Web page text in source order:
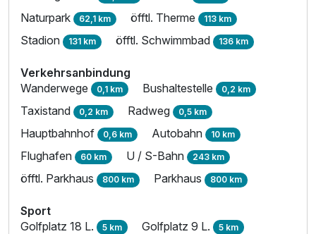
Naturpark 62,1 km öfftl. Therme 113 km
Stadion 131 km öfftl. Schwimmbad 136 km
Verkehrsanbindung
Wanderwege 0,1 km Bushaltestelle 0,2 km
Taxistand 0,2 km Radweg 0,5 km
Hauptbahnhof 0,6 km Autobahn 10 km
Flughafen 60 km U / S-Bahn 243 km
öfftl. Parkhaus 800 km Parkhaus 800 km
Sport
Golfplatz 18 L. 5 km Golfplatz 9 L. 5 km